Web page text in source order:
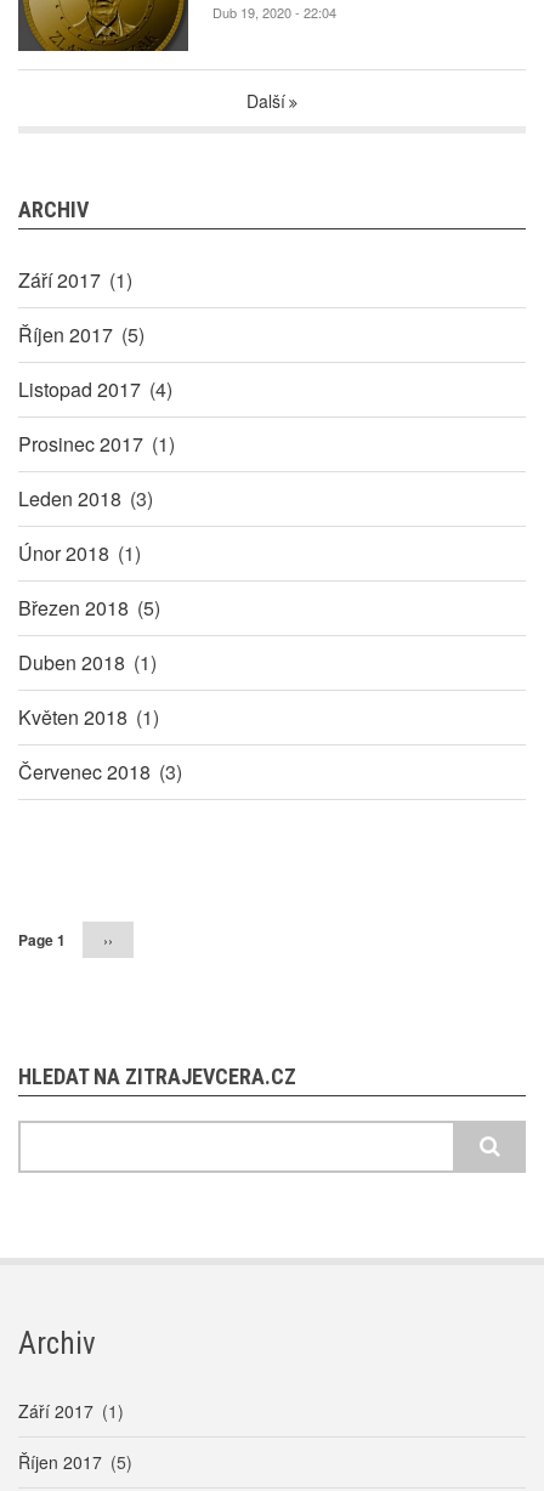
Dub 19, 2020 - 22:04
Další
ARCHIV
Září 2017 (1)
Říjen 2017 (5)
Listopad 2017 (4)
Prosinec 2017 (1)
Leden 2018 (3)
Únor 2018 (1)
Březen 2018 (5)
Duben 2018 (1)
Květen 2018 (1)
Červenec 2018 (3)
Page 1 Následující
stránka
››
HLEDAT NA ZITRAJEVCERA.CZ
Archiv
Září 2017 (1)
Říjen 2017 (5)